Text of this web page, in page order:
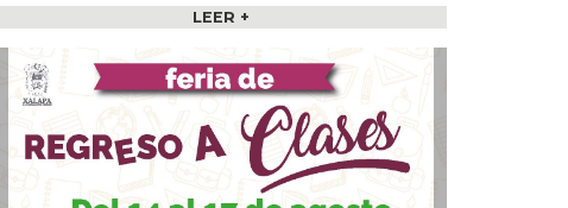
Ago 07, 2026 / 17:15
Ayuntamiento e ICATVER fortalecen capacitación
laboral en beneficio de las y los sanandrescanos
Ago 07, 2026 / 14:56
Quincena, no me abandones.... 😝😜🤣
Ago 07, 2026 / 14:47
Generar empleo y bienestar, prioridad para el
Gobierno de San Andrés Tuxtla: Rafa Fararoni
LEER +